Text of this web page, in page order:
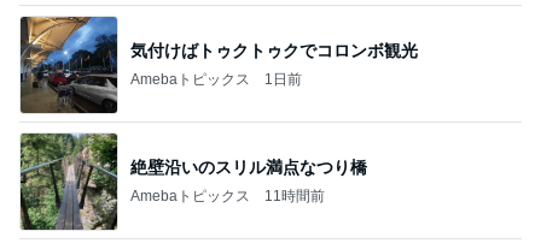
気付けばトゥクトゥクでコロンボ観光
Amebaトピックス 1日前
絶壁沿いのスリル満点なつり橋
Amebaトピックス 11時間前